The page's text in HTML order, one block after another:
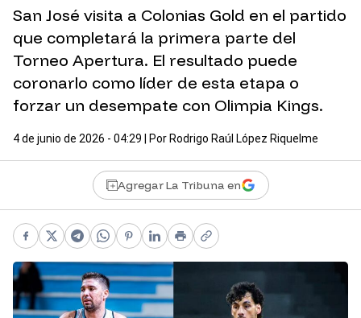
San José visita a Colonias Gold en el partido
que completará la primera parte del
Torneo Apertura. El resultado puede
coronarlo como líder de esta etapa o
forzar un desempate con Olimpia Kings.
4 de junio de 2026 - 04:29 | Por Rodrigo Raúl López Riquelme
Agregar La Tribuna en
Facebook
X Telegram
WhatsApp
Pinterest
LinkedIn
PrintCopy link